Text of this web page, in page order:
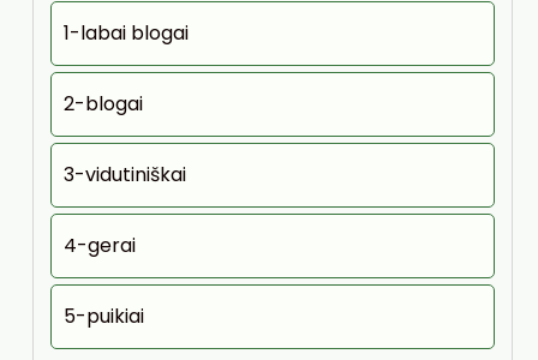
1-labai blogai
2-blogai
3-vidutiniškai
4-gerai
5-puikiai